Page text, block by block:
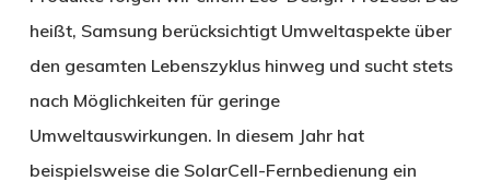
heißt, Samsung berücksichtigt Umweltaspekte über
den gesamten Lebenszyklus hinweg und sucht stets
nach Möglichkeiten für geringe
Umweltauswirkungen. In diesem Jahr hat
beispielsweise die SolarCell-Fernbedienung ein